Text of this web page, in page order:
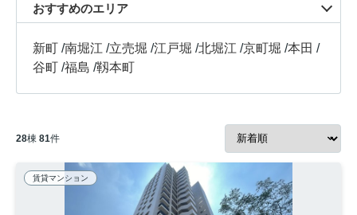
おすすめのエリア
新町 /南堀江 /立売堀 /江戸堀 /北堀江 /京町堀 /本田 /
谷町 /福島 /靱本町
28棟 81件
賃貸マンション